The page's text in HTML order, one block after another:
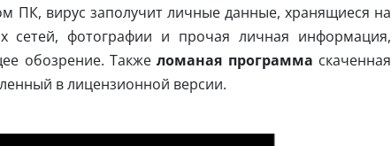
ПК, вирус заполучит личные данные, хранящиеся на
сетей, фотографии и прочая личная информация,
обозрение. Такжеломаная программа скаченная
в лицензионной версии.